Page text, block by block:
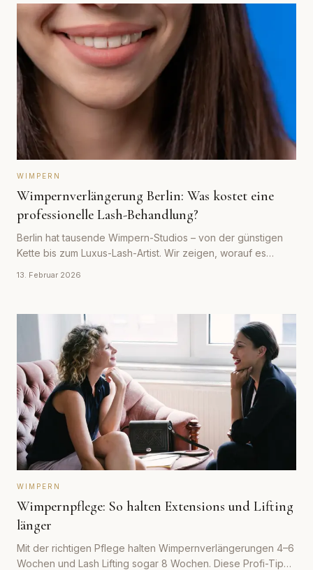
WIMPERN
Wimpernverlängerung Berlin: Was kostet eine
professionelle Lash-Behandlung?
Berlin hat tausende Wimpern-Studios – von der günstigen
Kette bis zum Luxus-Lash-Artist. Wir zeigen, worauf es
13. Februar 2026
WIMPERN
Wimpernpflege: So halten Extensions und Lifting
länger
Mit der richtigen Pflege halten Wimpernverlängerungen 4–6
Wochen und Lash Lifting sogar 8 Wochen. Diese Profi-Tipps